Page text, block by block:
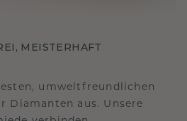
MEISTERHAFT
umweltfreundlichen
Diamanten aus. Unsere